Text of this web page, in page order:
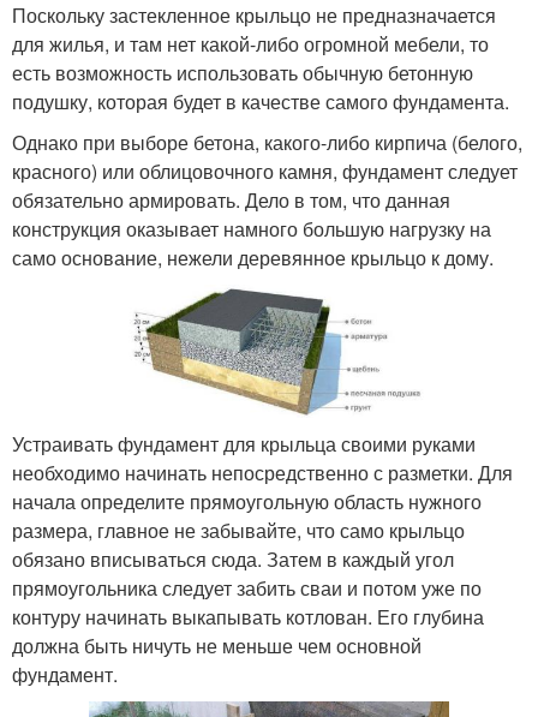
Поскольку застекленное крыльцо не предназначается
для жилья, и там нет какой-либо огромной мебели, то
есть возможность использовать обычную бетонную
подушку, которая будет в качестве самого фундамента.
Однако при выборе бетона, какого-либо кирпича (белого,
красного) или облицовочного камня, фундамент следует
обязательно армировать. Дело в том, что данная
конструкция оказывает намного большую нагрузку на
само основание, нежели деревянное крыльцо к дому.
Устраивать фундамент для крыльца своими руками
необходимо начинать непосредственно с разметки. Для
начала определите прямоугольную область нужного
размера, главное не забывайте, что само крыльцо
обязано вписываться сюда. Затем в каждый угол
прямоугольника следует забить сваи и потом уже по
контуру начинать выкапывать котлован. Его глубина
должна быть ничуть не меньше чем основной
фундамент.